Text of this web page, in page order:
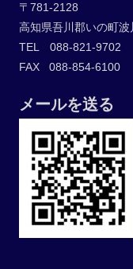
〒781-2128
高知県吾川郡いの町波
TEL 088-821-9702
FAX 088-854-6100
メールを送る